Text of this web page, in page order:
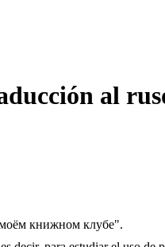
al
книжном клубе".